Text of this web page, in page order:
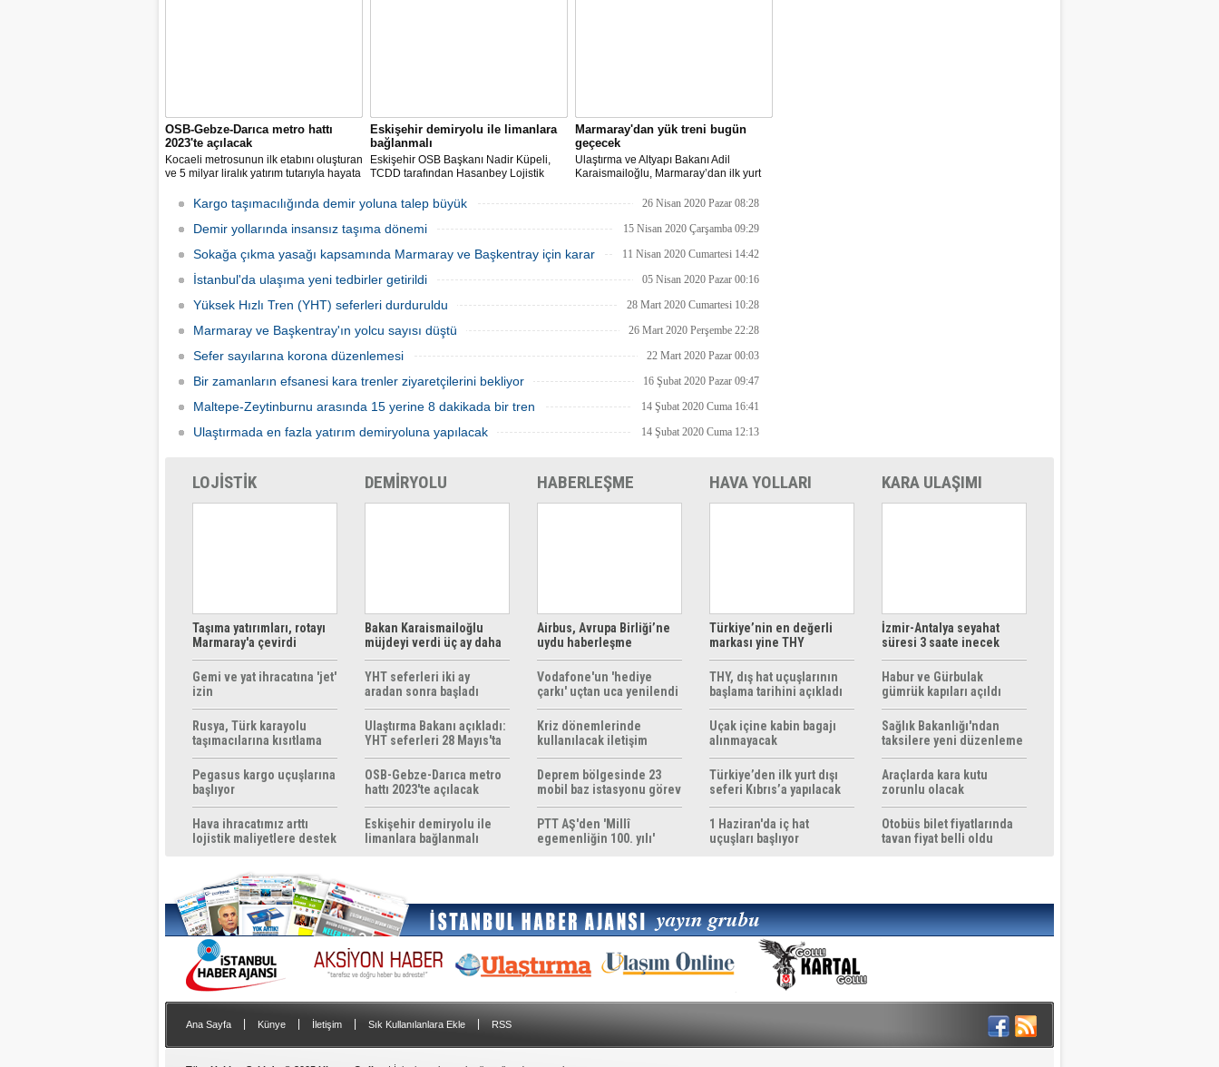
OSB-Gebze-Darıca metro hattı
2023'te açılacak
Kocaeli metrosunun ilk etabını oluşturan
ve 5 milyar liralık yatırım tutarıyla hayata
Metro Hattı inşaatında tünel açma
çalışmaları devam ediyor.
Eskişehir demiryolu ile limanlara
bağlanmalı
Eskişehir OSB Başkanı Nadir Küpeli,
TCDD tarafından Hasanbey Lojistik
kilometrelik demiryolu hattının yapımı
konusunda artık adım atılmasını
beklediklerini belirtti.
Marmaray'dan yük treni bugün
geçecek
Ulaştırma ve Altyapı Bakanı Adil
Karaismailoğlu, Marmaray’dan ilk yurt
belirterek, “Yılda 25 bin konteyner,
yüklenerek Marmaray üzerinden Avrupa
Kargo taşımacılığında demir yoluna talep büyük 26 Nisan 2020 Pazar 08:28
Demir yollarında insansız taşıma dönemi 15 Nisan 2020 Çarşamba 09:29
Sokağa çıkma yasağı kapsamında Marmaray ve Başkentray için karar 11 Nisan 2020 Cumartesi 14:42
İstanbul'da ulaşıma yeni tedbirler getirildi 05 Nisan 2020 Pazar 00:16
Yüksek Hızlı Tren (YHT) seferleri durduruldu 28 Mart 2020 Cumartesi 10:28
Marmaray ve Başkentray'ın yolcu sayısı düştü 26 Mart 2020 Perşembe 22:28
Sefer sayılarına korona düzenlemesi 22 Mart 2020 Pazar 00:03
Bir zamanların efsanesi kara trenler ziyaretçilerini bekliyor 16 Şubat 2020 Pazar 09:47
Maltepe-Zeytinburnu arasında 15 yerine 8 dakikada bir tren 14 Şubat 2020 Cuma 16:41
Ulaştırmada en fazla yatırım demiryoluna yapılacak 14 Şubat 2020 Cuma 12:13
LOJİSTİK
Taşıma yatırımları, rotayı
Marmaray'a çevirdi
Gemi ve yat ihracatına 'jet'
izin
Rusya, Türk karayolu
taşımacılarına kısıtlama
getirebilir
Pegasus kargo uçuşlarına
başlıyor
Hava ihracatımız arttı
lojistik maliyetlere destek
DEMİRYOLU
Bakan Karaismailoğlu
müjdeyi verdi üç ay daha
ücretsiz
YHT seferleri iki ay
aradan sonra başladı
Ulaştırma Bakanı açıkladı:
YHT seferleri 28 Mayıs'ta
başlıyor
OSB-Gebze-Darıca metro
hattı 2023'te açılacak
Eskişehir demiryolu ile
limanlara bağlanmalı
HABERLEŞME
Airbus, Avrupa Birliği’ne
uydu haberleşme
çözümleri sunuyor
Vodafone'un 'hediye
çarkı' uçtan uca yenilendi
Kriz dönemlerinde
kullanılacak iletişim
yöntemleri rehberi
hazırlandı
Deprem bölgesinde 23
mobil baz istasyonu görev
yapıyor
PTT AŞ'den 'Millî
egemenliğin 100. yılı'
HAVA YOLLARI
Türkiye’nin en değerli
markası yine THY
THY, dış hat uçuşlarının
başlama tarihini açıkladı
Uçak içine kabin bagajı
alınmayacak
Türkiye’den ilk yurt dışı
seferi Kıbrıs’a yapılacak
1 Haziran'da iç hat
uçuşları başlıyor
KARA ULAŞIMI
İzmir-Antalya seyahat
süresi 3 saate inecek
Habur ve Gürbulak
gümrük kapıları açıldı
Sağlık Bakanlığı'ndan
taksilere yeni düzenleme
Araçlarda kara kutu
zorunlu olacak
Otobüs bilet fiyatlarında
tavan fiyat belli oldu
Ana Sayfa Künye İletişim Sık Kullanılanlara Ekle RSS